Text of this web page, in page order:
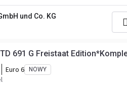
und Co. KG
691 G Freistaat
Euro 6 NOWY